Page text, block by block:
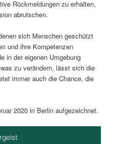
Rückmeldungen zu erhalten,
abrutschen.
sich Menschen geschützt
und ihre Kompetenzen
in der eigenen Umgebung
zu verändern, lässt sich die
immer auch die Chance, die
2020 in Berlin aufgezeichnet.